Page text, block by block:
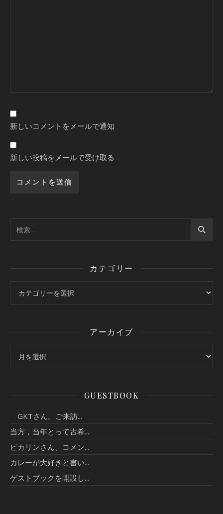
新しいコメントをメールで通知
新しい投稿をメールで受け取る
カテゴリー
アーカイブ
GUESTBOOK
GKTさん。ご来訪...
当方，当年とって古希...
ピカリンさん、コメン...
カレーが大好きと書い...
ゲストブックを開設し...